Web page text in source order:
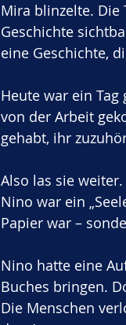
Mira blinzelte. Die
Geschichte
eine Geschichte,
Heute war ein
von der Arbeit
gehabt, ihr
Also las sie
Nino war ein
Papier war –
Nino hatte eine
Buches bringen.
Die Menschen